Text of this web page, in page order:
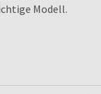
Modell.